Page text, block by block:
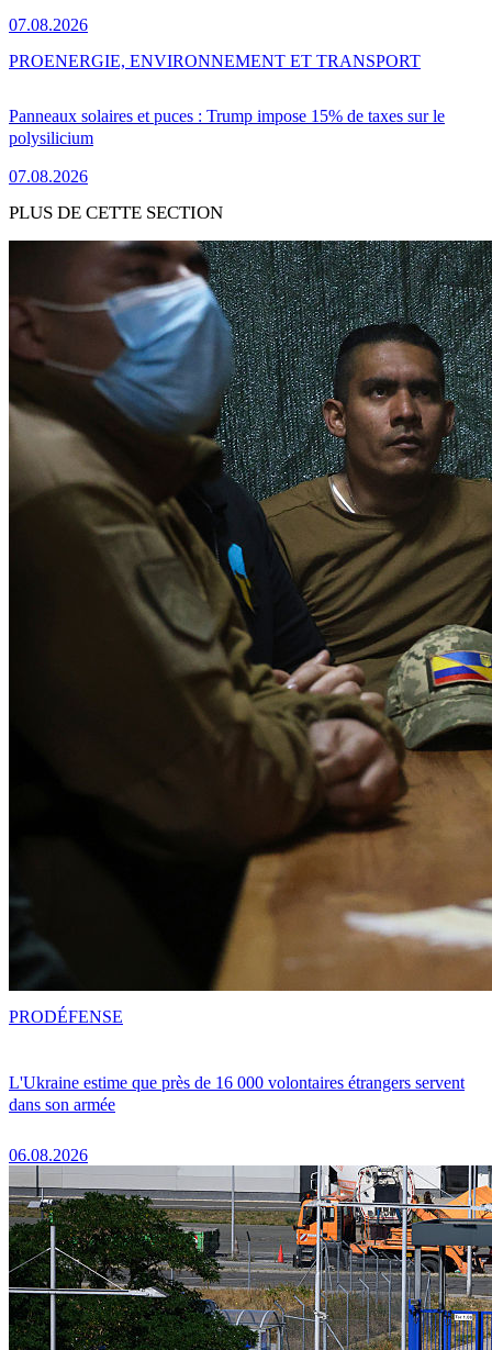
07.08.2026
Panneaux solaires et puces : Trump impose 15% de taxes sur le
polysilicium
07.08.2026
PROENERGIE, ENVIRONNEMENT ET TRANSPORT
PLUS DE CETTE SECTION
L'Ukraine estime que près de 16 000 volontaires étrangers servent
dans son armée
06.08.2026
PRODÉFENSE